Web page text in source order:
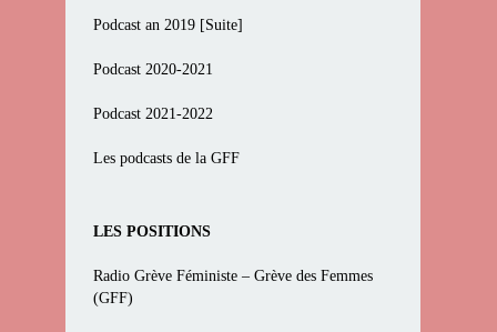
Podcast an 2019 [Suite]
Podcast 2020-2021
Podcast 2021-2022
Les podcasts de la GFF
LES POSITIONS
Radio Grève Féministe – Grève des Femmes
(GFF)